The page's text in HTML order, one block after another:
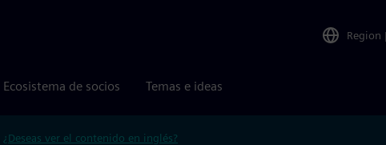
Region |
Ecosistema de socios Temas e ideas
¿Deseas ver el contenido en inglés?